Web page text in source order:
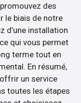
des
le biais de notre
d’une installation
qui vous permet
terme tout en
En résumé,
un service
toutes les étapes